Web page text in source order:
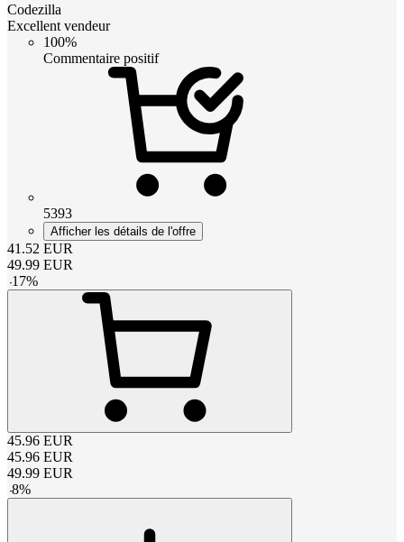
Codezilla
Excellent vendeur
100%
Commentaire positif
5393
Afficher les détails de l'offre
41.52 EUR
49.99 EUR
-17%
45.96 EUR
45.96 EUR
49.99 EUR
-8%